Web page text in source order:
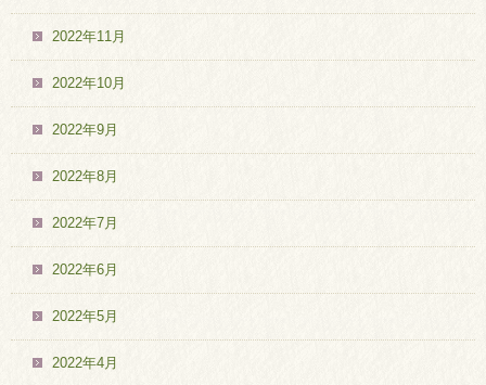
2022年11月
2022年10月
2022年9月
2022年8月
2022年7月
2022年6月
2022年5月
2022年4月